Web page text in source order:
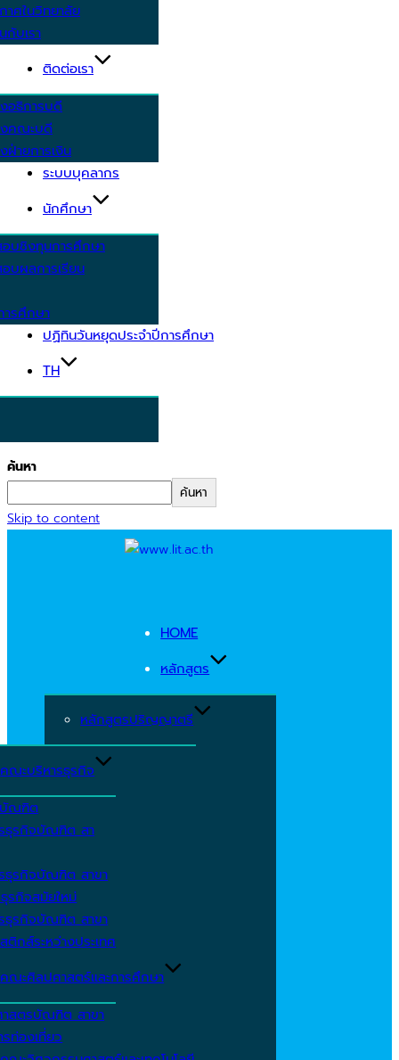
าศในวิทยาลัย
กับเรา
ติดต่อเรา
อธิการบดี
คณะบดี
ฝ่ายการเงิน
ระบบบุคลากร
นักศึกษา
บชิงทุนการศึกษา
บผลการเรียน
รศึกษา
ปฏิทินวันหยุดประจำปีการศึกษา
TH
ค้นหา
ค้นหา
Skip to content
HOME
หลักสูตร
หลักสูตรปริญญาตรี
คณะบริหารธุรกิจ
ณฑิต
ธุรกิจบัณฑิต สา
ธุรกิจบัณฑิต สาขา
รกิจสมัยใหม่
ธุรกิจบัณฑิต สาขา
ติกส์ระหว่างประเทศ
คณะศิลปศาสตร์และการศึกษา
สตรบัณฑิต สาขา
ท่องเที่ยว